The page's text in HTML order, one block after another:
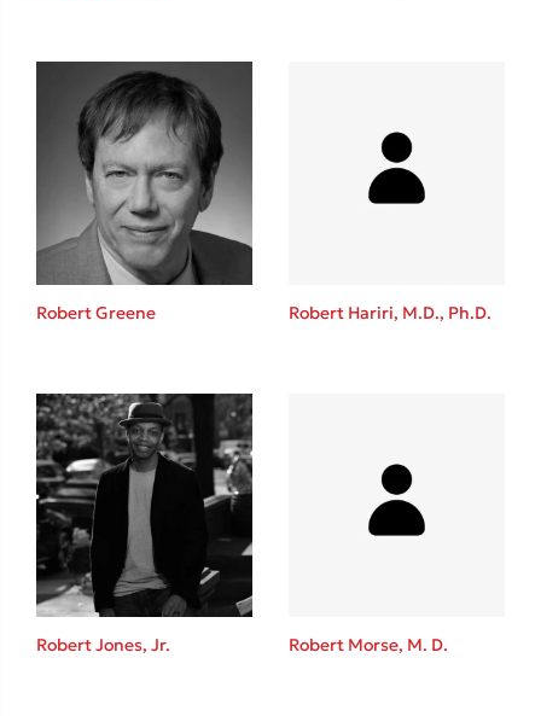
Ένας γίγαντας στο σχολείο
Δανάη Δεληγεώργη
Mel Robbins
Η μέθοδος Αφήστε τους
Robert Greene Robert Hariri, M.D., Ph.D.
Robert Jones, Jr. Robert Morse, M. D.